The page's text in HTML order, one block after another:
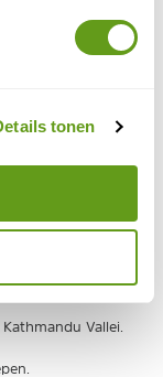
tonen
in het
Vallei.